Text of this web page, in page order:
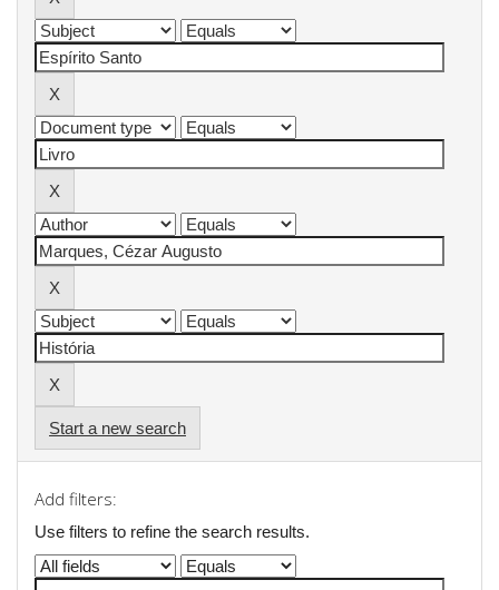
Start a new search
Add filters:
Use filters to refine the search results.